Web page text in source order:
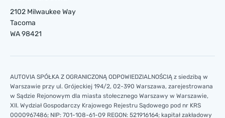
2102 Milwaukee Way
Tacoma
WA 98421
AUTOVIA SPÓŁKA Z OGRANICZONĄ ODPOWIEDZIALNOŚCIĄ z siedzibą w
Warszawie przy ul. Grójeckiej 194/2, 02-390 Warszawa, zarejestrowana
w Sądzie Rejonowym dla miasta stołecznego Warszawy w Warszawie,
XII. Wydział Gospodarczy Krajowego Rejestru Sądowego pod nr KRS
0000967486; NIP: 701-108-61-09 REGON: 521916164; kapitał zakładowy